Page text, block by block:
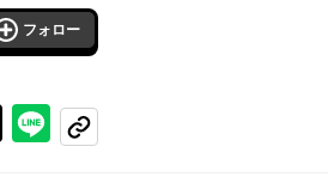
フォロー
Xで投稿するラインでシェアする
コピーする